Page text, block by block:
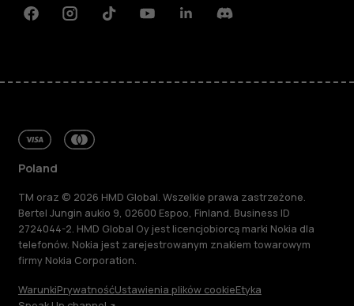
FacebookInstagramTiktokYoutubeLinkedinDiscord
Poland
TM oraz © 2026 HMD Global. Wszelkie prawa zastrzeżone.
Bertel Jungin aukio 9, 02600 Espoo, Finland. Business ID
2724044-2. HMD Global Oy jest licencjobiorcą marki Nokia dla
telefonów. Nokia jest zarejestrowanym znakiem towarowym
firmy Nokia Corporation.
WarunkiPrywatnośćUstawienia plików cookieEtyka